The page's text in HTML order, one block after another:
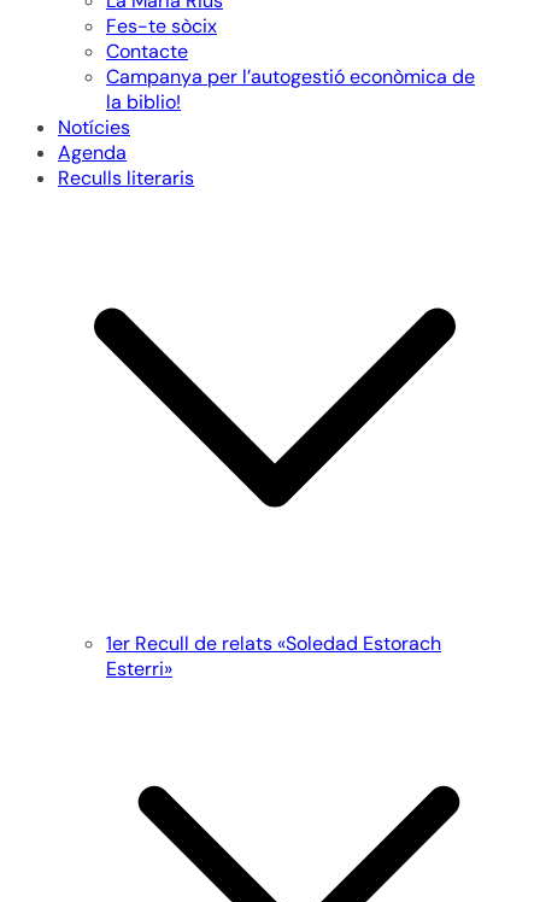
Fes-te sòcix
Contacte
Campanya per l’autogestió econòmica de
la biblio!
Notícies
Agenda
Reculls literaris
1er Recull de relats «Soledad Estorach
Esterri»